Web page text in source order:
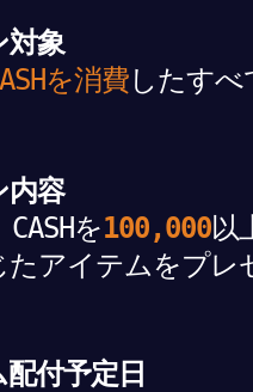
対象
を消費したす
内容
を100,000以
たアイテムをプレ
付予定日